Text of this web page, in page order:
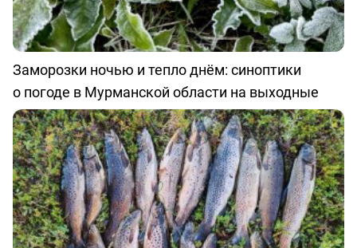
Заморозки ночью и тепло днём: синоптики
о погоде в Мурманской области на выходные